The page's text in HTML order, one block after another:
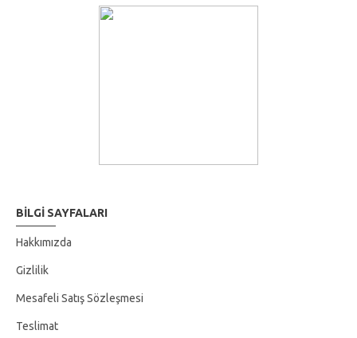
Fiyatlarımız Ampulsüz fiyattır.
BILGI SAYFALARI
Hakkımızda
Gizlilik
Mesafeli Satış Sözleşmesi
Teslimat